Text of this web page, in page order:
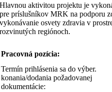
Hlavnou aktivitou projektu je
pre príslušníkov MRK na podporu
vykonávanie osvety zdravia v
rozvinutých regiónoch.
Pracovná pozícia:
Termín prihlásenia sa do výber.
konania/dodania požadovanej
dokumentácie: